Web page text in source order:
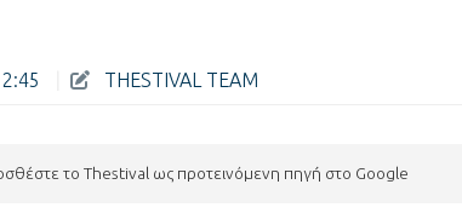
THESTIVAL TEAM
το Thestival ως προτεινόμενη πηγή στο Google